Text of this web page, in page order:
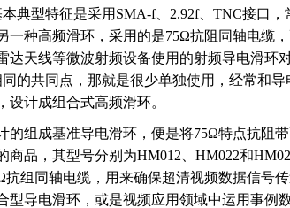
典型特征是采用SMA-f、2.92f、TNC接口
一种高频滑环，采用的是75Ω抗阻同轴电缆
达天线等微波射频设备使用的射频导电滑环
的共同点，那就是很少单独使用，经常和
设计成组合式高频滑环。
的组成基准导电滑环，便是将75Ω特点抗阻
商品，其型号分别为HM012、HM022和
抗组同轴电缆，用来确保超清视频数据信号
型导电滑环，或是视频应用领域中运用事例数